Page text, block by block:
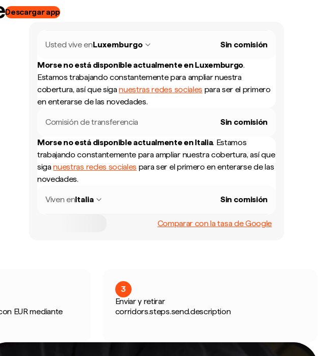
Descargar app
Usted vive enLuxemburgo Sin comisión
Morse no está disponible actualmente en Luxemburgo.
Estamos trabajando constantemente para ampliar nuestra
cobertura, así que siganuestras redes sociales para ser el primero
en enterarse de las novedades.
Comisión de transferencia Sin comisión
Morse no está disponible actualmente en Italia. Estamos
trabajando constantemente para ampliar nuestra cobertura, así que
siganuestras redes sociales para ser el primero en enterarse de las
novedades.
Viven enItalia Sin comisión
Comparar con la tasa de Google
EUR mediante
3
Enviar y retirar
corridors.steps.send.description